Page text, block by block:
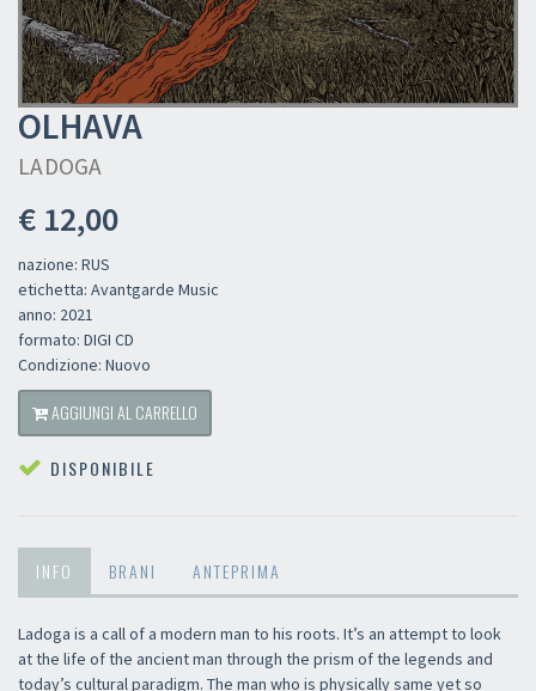
OLHAVA
LADOGA
€ 12,00
nazione: RUS
etichetta: Avantgarde Music
anno: 2021
formato: DIGI CD
Condizione: Nuovo
AGGIUNGI AL CARRELLO
DISPONIBILE
INFO BRANI ANTEPRIMA
Ladoga is a call of a modern man to his roots. It’s an attempt to look
at the life of the ancient man through the prism of the legends and
today’s cultural paradigm. The man who is physically same yet so